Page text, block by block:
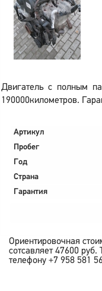
Двигатель с полным
190000километров.
Артикул
Пробег
Год
Страна
Гарантия
Ориентировочная
сотсавляет47600 руб.
телефону +7 958 581